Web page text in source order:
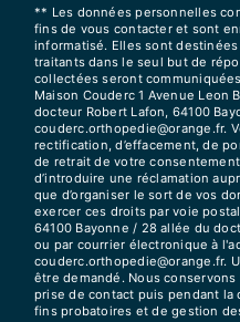
** Les données personnelles
fins de vous contacter et sont
informatisé. Elles sont
traitants dans le seul but de
collectées seront
Maison Couderc 1 Avenue Leon
docteur Robert Lafon, 64100
couderc.orthopedie@orange.fr.
rectification, d’effacement, de
de retrait de votre
d’introduire une réclamation
que d’organiser le sort de vos
exercer ces droits par voie
64100 Bayonne / 28 allée du
ou par courrier électronique à
couderc.orthopedie@orange.fr.
être demandé. Nous
prise de contact puis pendant
fins probatoires et de gestion